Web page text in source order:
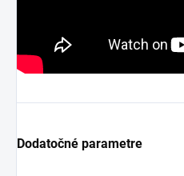
Dodatočné parametre